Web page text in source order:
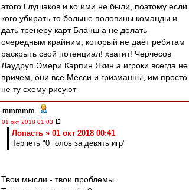
этого Глушаков и ко ими не были, поэтому если
кого убирать то больше половины команды и
дать тренеру карт Бланш а не делать
очередным крайним, который не даёт ребятам
раскрыть свой потенциал! хватит! Черчесов
Лаудруп Эмери Карпин Якин а игроки всегда не
причем, они все Месси и гризманны, им просто
не ту схему рисуют
mmmmm -
01 окт 2018 01:03
Лопасть » 01 окт 2018 00:41
Терпеть "0 голов за девять игр"
Твои мысли - твои проблемы.